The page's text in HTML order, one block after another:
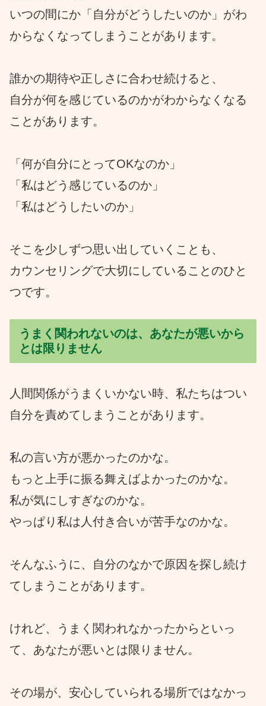
いつの間にか「自分がどうしたいのか」がわ
からなくなってしまうことがあります。
誰かの期待や正しさに合わせ続けると、
自分が何を感じているのかがわからなくなる
ことがあります。
「何が自分にとってOKなのか」
「私はどう感じているのか」
「私はどうしたいのか」
そこを少しずつ思い出していくことも、
カウンセリングで大切にしていることのひと
つです。
うまく関われないのは、あなたが悪いから
とは限りません
人間関係がうまくいかない時、私たちはつい
自分を責めてしまうことがあります。
私の言い方が悪かったのかな。
もっと上手に振る舞えばよかったのかな。
私が気にしすぎなのかな。
やっぱり私は人付き合いが苦手なのかな。
そんなふうに、自分のなかで原因を探し続け
てしまうことがあります。
けれど、うまく関われなかったからといっ
て、あなたが悪いとは限りません。
その場が、安心していられる場所ではなかっ